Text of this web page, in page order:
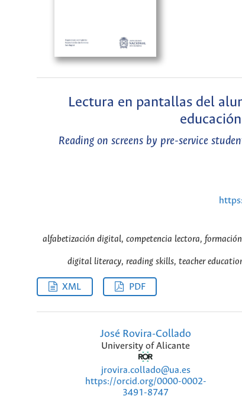
Lectura en pantallas del
Reading on screens by pre-service
alfabetización digital, competencia lectora,
digital literacy, reading skills, teacher
XML PDF
José Rovira-Collado
University of Alicante
jrovira.collado@ua.es
https://orcid.org/0000-0002-
3491-8747